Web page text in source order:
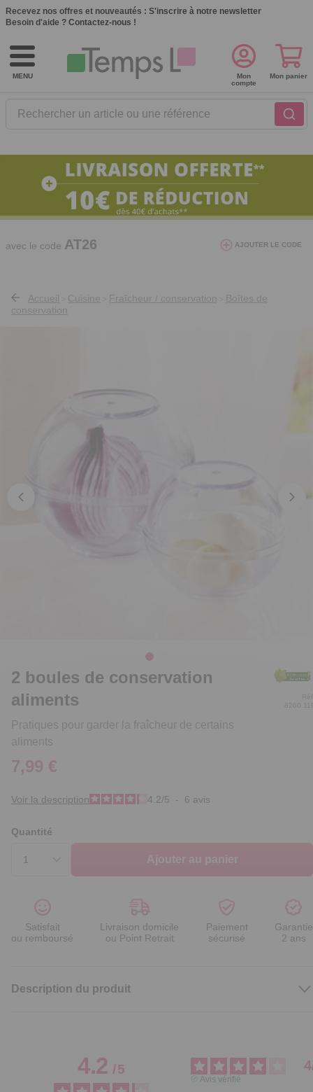
Recevez nos offres et nouveautés : S'inscrire à notre newsletter
Besoin d'aide ? Contactez-nous !
MENU
Rechercher un article ou une référence
Mon
compte
Mon panier
10€ de réduction dès 40€ d'achat. Offre
valable du 03/08/2026 au 12/08/2026.
avec le code AT26 AJOUTER LE CODE
Accueil Cuisine Fraîcheur / conservation
Boîtes de
conservation
2 boules de conservation
aliments
Pratiques pour garder la fraîcheur de certains
aliments
7,99 €
Voir la description 4.2/5 - 6 avis
Quantité
Ajouter au panier
Satisfait
ou remboursé
Livraison domicile
ou Point Retrait
Paiement
sécurisé
Garantie
2 ans
Description du produit
4.2/5 4
Avis vérifié